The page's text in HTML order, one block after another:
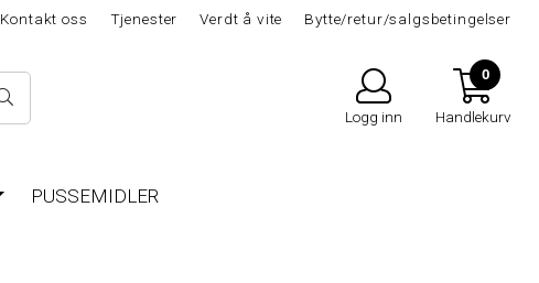
Kontakt oss Tjenester Verdt å vite Bytte/retur/salgsbetingelser
Logg inn
0
Handlekurv
PUSSEMIDLER